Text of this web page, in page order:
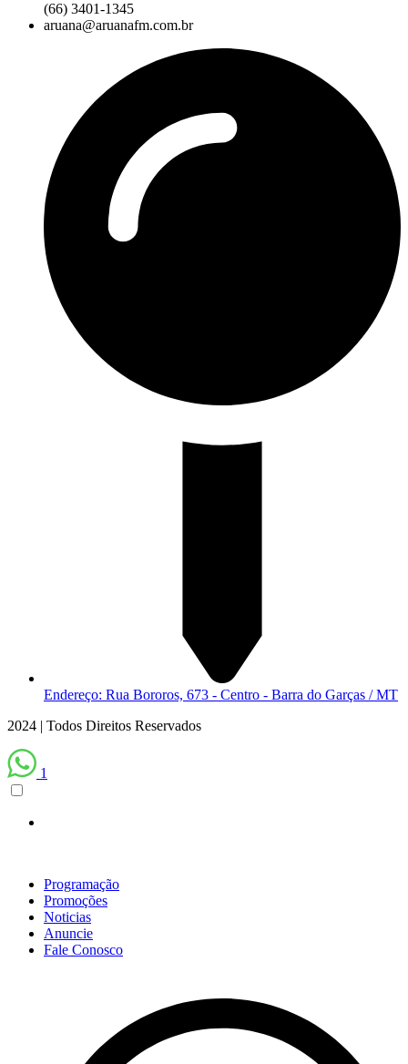
(66) 3401-1345
aruana@aruanafm.com.br
Endereço: Rua Bororos, 673 - Centro - Barra do Garças / MT
2024 | Todos Direitos Reservados
1
Programação
Promoções
Noticias
Anuncie
Fale Conosco